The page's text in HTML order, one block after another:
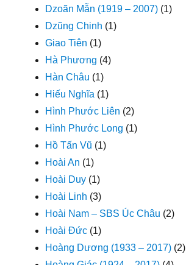
Dzoãn Mẫn (1919 – 2007) (1)
Dzũng Chinh (1)
Giao Tiên (1)
Hà Phương (4)
Hàn Châu (1)
Hiếu Nghĩa (1)
Hình Phước Liên (2)
Hình Phước Long (1)
Hồ Tấn Vũ (1)
Hoài An (1)
Hoài Duy (1)
Hoài Linh (3)
Hoài Nam – SBS Úc Châu (2)
Hoài Đức (1)
Hoàng Dương (1933 – 2017) (2)